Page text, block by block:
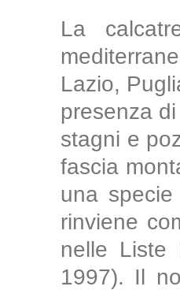
La
Lazio,
presenza
stagni e
fascia
una
rinviene
nelle Liste
1997). Il